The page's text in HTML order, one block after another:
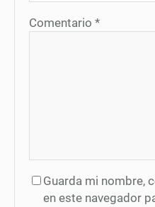
Comentario *
Guarda mi nombre,
en este navegador